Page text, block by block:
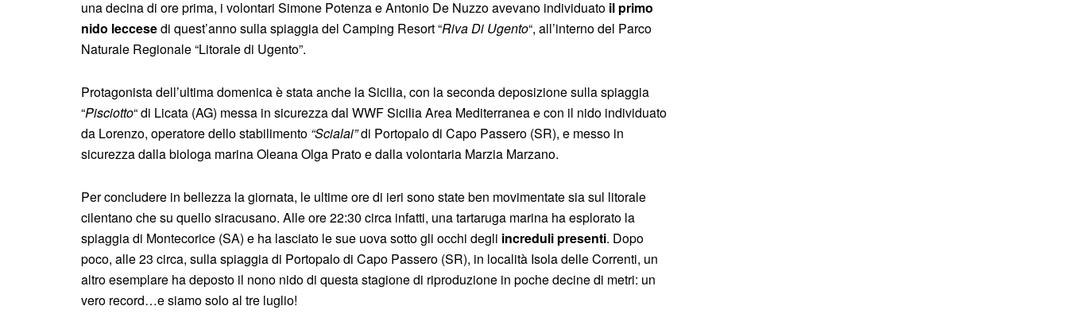
una decina di ore prima, i volontari Simone Potenza e Antonio De Nuzzo avevano individuato il primo
nido leccesedi quest’anno sulla spiaggia del Camping Resort “Riva Di Ugento“, all’interno del Parco
Naturale Regionale “Litorale di Ugento”.
Protagonista dell’ultima domenica è stata anche la Sicilia, con la seconda deposizione sulla spiaggia
“Pisciotto“ di Licata (AG) messa in sicurezza dal WWF Sicilia Area Mediterranea e con il nido individuato
da Lorenzo, operatore dello stabilimento “Scialai”di Portopalo di Capo Passero (SR), e messo in
sicurezza dalla biologa marina Oleana Olga Prato e dalla volontaria Marzia Marzano.
Per concludere in bellezza la giornata, le ultime ore di ieri sono state ben movimentate sia sul litorale
cilentano che su quello siracusano. Alle ore 22:30 circa infatti, una tartaruga marina ha esplorato la
spiaggia di Montecorice (SA) e ha lasciato le sue uova sotto gli occhi degli increduli presenti. Dopo
poco, alle 23 circa, sulla spiaggia di Portopalo di Capo Passero (SR), in località Isola delle Correnti, un
altro esemplare ha deposto il nono nido di questa stagione di riproduzione in poche decine di metri: un
vero record…e siamo solo al tre luglio!